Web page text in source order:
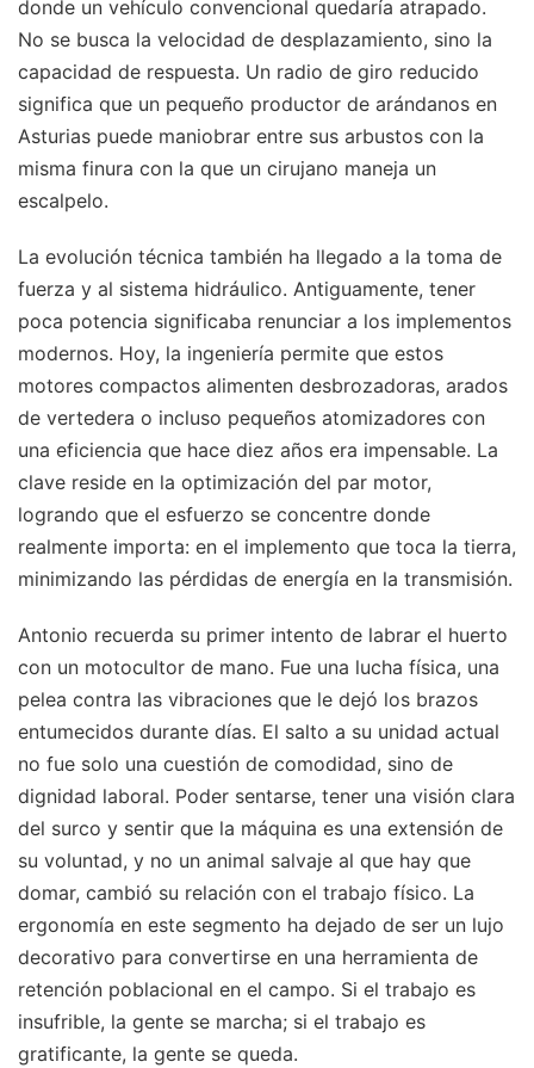
donde un vehículo convencional quedaría atrapado.
No se busca la velocidad de desplazamiento, sino la
capacidad de respuesta. Un radio de giro reducido
significa que un pequeño productor de arándanos en
Asturias puede maniobrar entre sus arbustos con la
misma finura con la que un cirujano maneja un
escalpelo.
La evolución técnica también ha llegado a la toma de
fuerza y al sistema hidráulico. Antiguamente, tener
poca potencia significaba renunciar a los implementos
modernos. Hoy, la ingeniería permite que estos
motores compactos alimenten desbrozadoras, arados
de vertedera o incluso pequeños atomizadores con
una eficiencia que hace diez años era impensable. La
clave reside en la optimización del par motor,
logrando que el esfuerzo se concentre donde
realmente importa: en el implemento que toca la tierra,
minimizando las pérdidas de energía en la transmisión.
Antonio recuerda su primer intento de labrar el huerto
con un motocultor de mano. Fue una lucha física, una
pelea contra las vibraciones que le dejó los brazos
entumecidos durante días. El salto a su unidad actual
no fue solo una cuestión de comodidad, sino de
dignidad laboral. Poder sentarse, tener una visión clara
del surco y sentir que la máquina es una extensión de
su voluntad, y no un animal salvaje al que hay que
domar, cambió su relación con el trabajo físico. La
ergonomía en este segmento ha dejado de ser un lujo
decorativo para convertirse en una herramienta de
retención poblacional en el campo. Si el trabajo es
insufrible, la gente se marcha; si el trabajo es
gratificante, la gente se queda.